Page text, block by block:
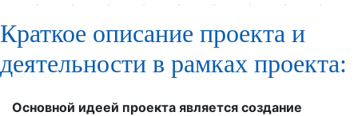
Краткое описание проекта и
деятельности в рамках проекта:
Основной идеей проекта является создание